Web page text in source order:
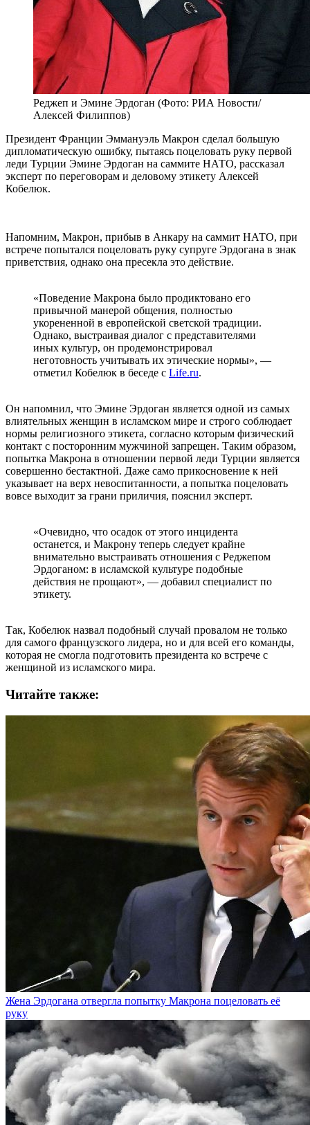
Реджеп и Эмине Эрдоган (Фото: РИА Новости/
Алексей Филиппов)
Президент Франции Эммануэль Макрон сделал большую
дипломатическую ошибку, пытаясь поцеловать руку первой
леди Турции Эмине Эрдоган на саммите НАТО, рассказал
эксперт по переговорам и деловому этикету Алексей
Кобелюк.
Напомним, Макрон, прибыв в Анкару на саммит НАТО, при
встрече попытался поцеловать руку супруге Эрдогана в знак
приветствия, однако она пресекла это действие.
«Поведение Макрона было продиктовано его
привычной манерой общения, полностью
укорененной в европейской светской традиции.
Однако, выстраивая диалог с представителями
иных культур, он продемонстрировал
неготовность учитывать их этические нормы», —
отметил Кобелюк в беседе с Life.ru.
Он напомнил, что Эмине Эрдоган является одной из самых
влиятельных женщин в исламском мире и строго соблюдает
нормы религиозного этикета, согласно которым физический
контакт с посторонним мужчиной запрещен. Таким образом,
попытка Макрона в отношении первой леди Турции является
совершенно бестактной. Даже само прикосновение к ней
указывает на верх невоспитанности, а попытка поцеловать
вовсе выходит за грани приличия, пояснил эксперт.
«Очевидно, что осадок от этого инцидента
останется, и Макрону теперь следует крайне
внимательно выстраивать отношения с Реджепом
Эрдоганом: в исламской культуре подобные
действия не прощают», — добавил специалист по
этикету.
Так, Кобелюк назвал подобный случай провалом не только
для самого французского лидера, но и для всей его команды,
которая не смогла подготовить президента ко встрече с
женщиной из исламского мира.
Читайте также:
Жена Эрдогана отвергла попытку Макрона поцеловать её
руку